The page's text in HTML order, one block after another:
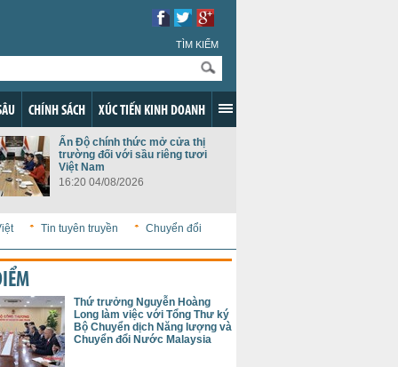
TÌM KIẾM
CHÍNH SÁCH XÚC TIẾN KINH DOANH
Ấn Độ chính thức mở cửa thị
trường đối với sầu riêng tươi
Việt Nam
16:20 04/08/2026
Tin tuyên truyền
Chuyển đổi
Thứ trưởng Nguyễn Hoàng
Long làm việc với Tổng Thư ký
Bộ Chuyển dịch Năng lượng và
Chuyển đổi Nước Malaysia